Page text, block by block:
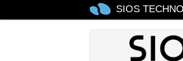
SIOS